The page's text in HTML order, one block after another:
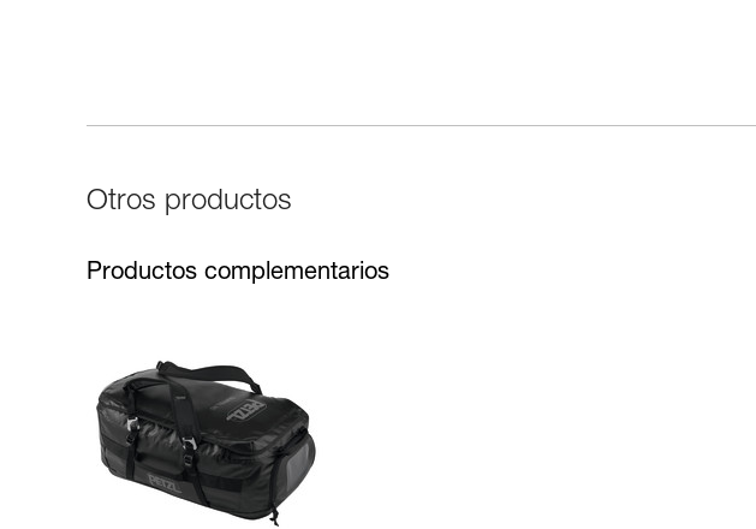
Otros productos
Productos complementarios